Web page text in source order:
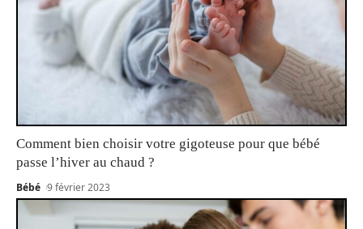
Comment bien choisir votre gigoteuse pour que bébé
passe l’hiver au chaud ?
Bébé 9 février 2023